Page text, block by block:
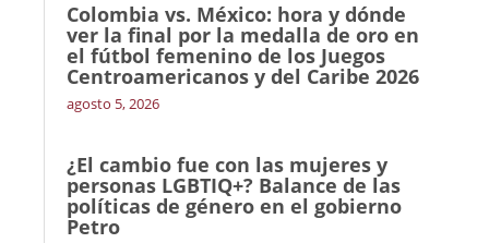
Colombia vs. México: hora y dónde
ver la final por la medalla de oro en
el fútbol femenino de los Juegos
Centroamericanos y del Caribe 2026
agosto 5, 2026
¿El cambio fue con las mujeres y
personas LGBTIQ+? Balance de las
políticas de género en el gobierno
Petro